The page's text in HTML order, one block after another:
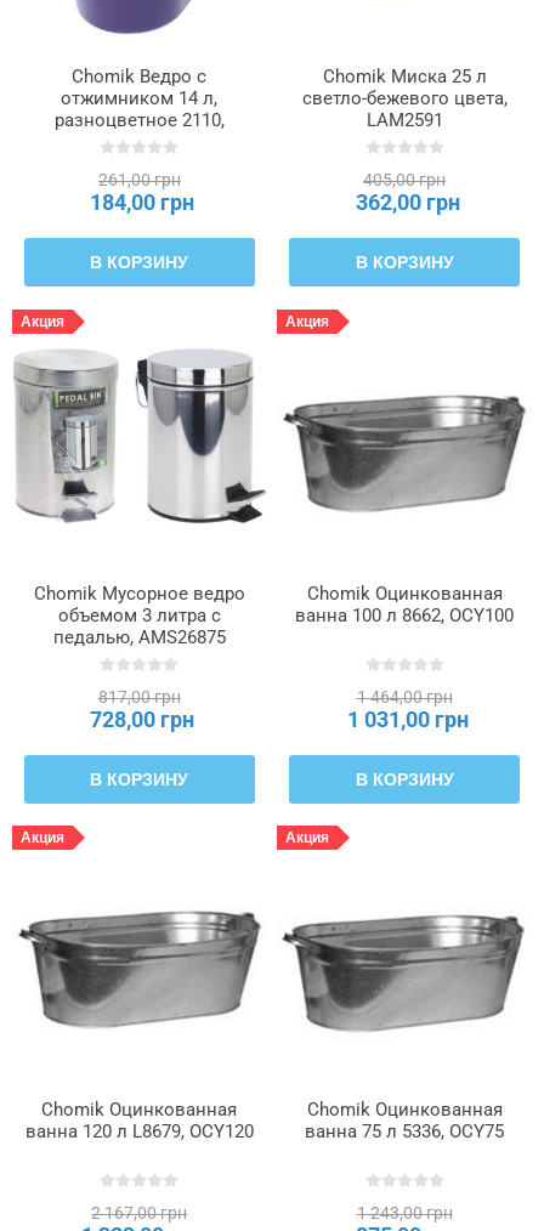
Chomik Ведро с
отжимником 14 л,
разноцветное 2110,
KON2231
261,00 грн
184,00 грн
В КОРЗИНУ
Chomik Миска 25 л
светло-бежевого цвета,
LAM2591
405,00 грн
362,00 грн
В КОРЗИНУ
Акция
Chomik Мусорное ведро
объемом 3 литра с
педалью, AMS26875
817,00 грн
728,00 грн
В КОРЗИНУ
Акция
Chomik Оцинкованная
ванна 100 л 8662, OCY100
1 464,00 грн
1 031,00 грн
В КОРЗИНУ
Акция
Chomik Оцинкованная
ванна 120 л L8679, OCY120
2 167,00 грн
Акция
Chomik Оцинкованная
ванна 75 л 5336, OCY75
1 243,00 грн